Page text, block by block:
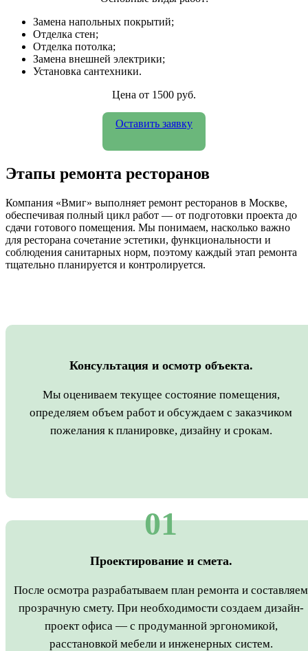
Замена напольных покрытий;
Отделка стен;
Отделка потолка;
Замена внешней электрики;
Установка сантехники.
Цена от 1500 руб.
Оставить заявку
Этапы ремонта ресторанов
Компания «Вмиг» выполняет ремонт ресторанов в Москве,
обеспечивая полный цикл работ — от подготовки проекта до
сдачи готового помещения. Мы понимаем, насколько важно
для ресторана сочетание эстетики, функциональности и
соблюдения санитарных норм, поэтому каждый этап ремонта
тщательно планируется и контролируется.
Консультация и осмотр объекта.
Мы оцениваем текущее состояние помещения,
определяем объем работ и обсуждаем с заказчиком
пожелания к планировке, дизайну и срокам.
01
Проектирование и смета.
После осмотра разрабатываем план ремонта и составляем
прозрачную смету. При необходимости создаем дизайн-
проект офиса — с продуманной эргономикой,
расстановкой мебели и инженерных систем.